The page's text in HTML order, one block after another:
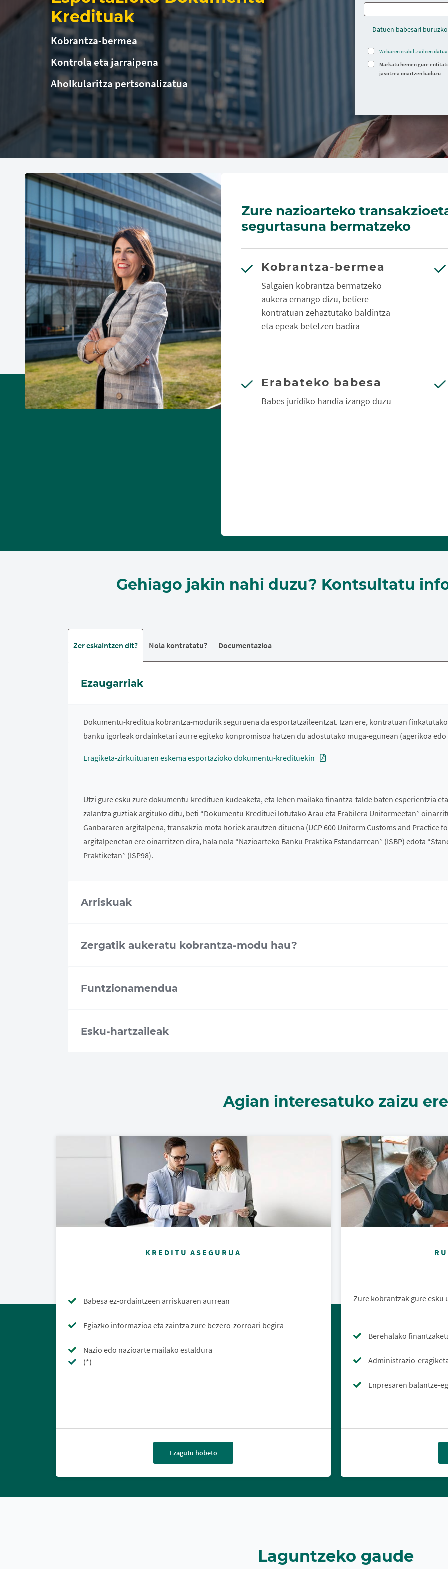
Kredituak
Kobrantza-bermea
Kontrola eta jarraipena
Aholkularitza pertsonalizatua
Datuen babesari
Webaren erabiltzaileen
Markatu hemen gure
jasotzea onartzen baduzu
Zure nazioarteko
segurtasuna bermatzeko
Kobrantza-bermea
Salgaien kobrantza bermatzeko
aukera emango dizu, betiere
kontratuan zehaztutako baldintza
eta epeak betetzen badira
Erabateko babesa
Babes juridiko handia izango duzu
Gehiago jakin nahi duzu? Kontsultatu
Zer eskaintzen dit? Nola kontratatu? Documentazioa
Ezaugarriak
Dokumentu-kreditua kobrantza-modurik seguruena da esportatzaileentzat. Izan ere, kontratuan
banku igorleak ordainketari aurre egiteko konpromisoa hatzen du adostutako muga-egunean (agerikoa
Eragiketa-zirkuituaren eskema esportazioko dokumentu-kredituekin
Utzi gure esku zure dokumentu-kredituen kudeaketa, eta lehen mailako finantza-talde baten esperientzia
zalantza guztiak argituko ditu, beti “Dokumentu Kredituei lotutako Arau eta Erabilera Uniformeetan”
Ganbararen argitalpena, transakzio mota horiek arautzen dituena (UCP 600 Uniform Customs and Practice
argitalpenetan ere oinarritzen dira, hala nola “Nazioarteko Banku Praktika Estandarrean” (ISBP) edota
Praktiketan” (ISP98).
Arriskuak
Zergatik aukeratu kobrantza-modu hau?
Funtzionamendua
Esku-hartzaileak
Agian interesatuko zaizu ere
KREDITU ASEGURUA
Babesa ez-ordaintzeen arriskuaren aurrean
Egiazko informazioa eta zaintza zure bezero-zorroari begira
Nazio edo nazioarte mailako estaldura
(*)
Ezagutu hobeto
Zure kobrantzak gure esku
Berehalako
Administrazio-
Enpresaren balantze-
Laguntzeko gaude